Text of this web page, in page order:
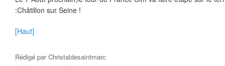
:Châtillon sur Seine !
[Haut]
Rédigé parChristaldesaintmarc